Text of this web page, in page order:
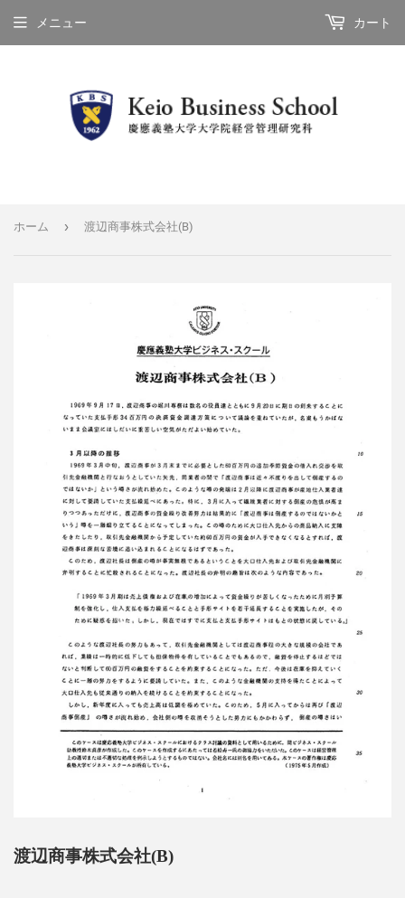
メニュー カート
ホーム › 渡辺商事株式会社(B)
渡辺商事株式会社(B)